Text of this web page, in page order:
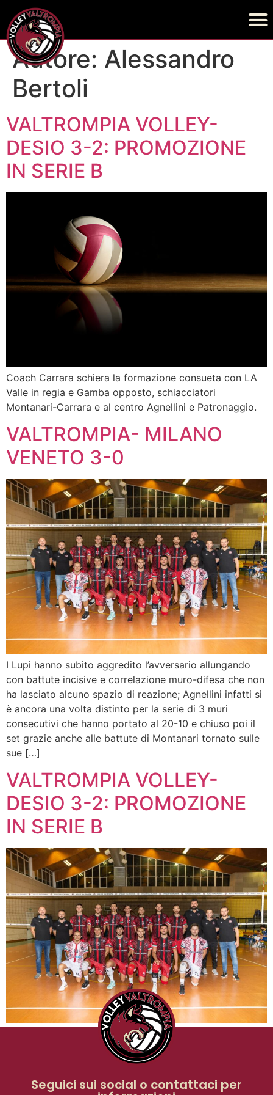
Autore: Alessandro
Bertoli
VALTROMPIA VOLLEY-
DESIO 3-2: PROMOZIONE
IN SERIE B
Coach Carrara schiera la formazione consueta con LA
Valle in regia e Gamba opposto, schiacciatori
Montanari-Carrara e al centro Agnellini e Patronaggio.
VALTROMPIA- MILANO
VENETO 3-0
I Lupi hanno subito aggredito l’avversario allungando
con battute incisive e correlazione muro-difesa che non
ha lasciato alcuno spazio di reazione; Agnellini infatti si
è ancora una volta distinto per la serie di 3 muri
consecutivi che hanno portato al 20-10 e chiuso poi il
set grazie anche alle battute di Montanari tornato sulle
sue […]
VALTROMPIA VOLLEY-
DESIO 3-2: PROMOZIONE
IN SERIE B
Seguici sui social o contattaci per